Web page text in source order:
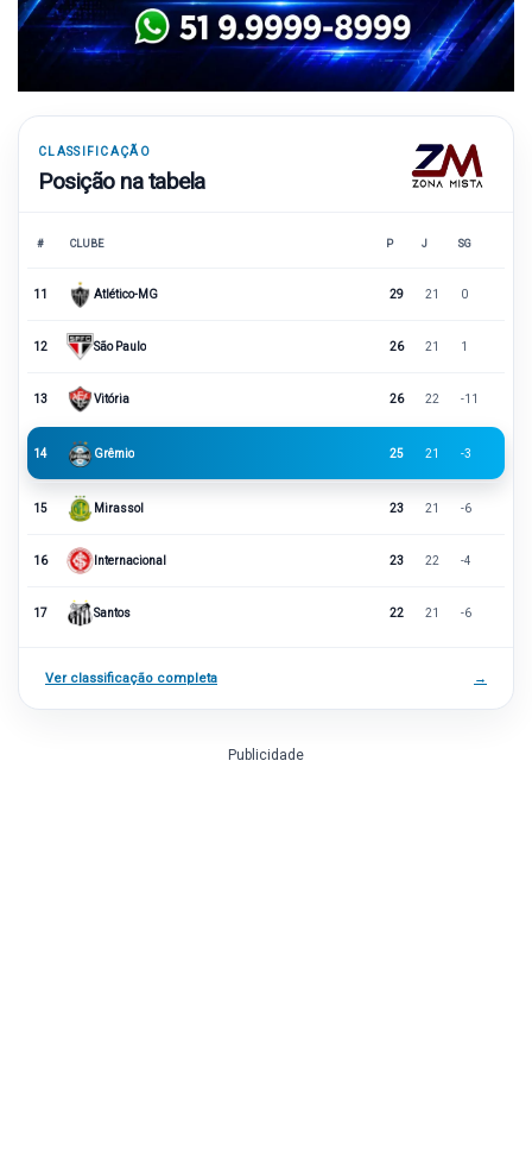
CLASSIFICAÇÃO
Posição na tabela
# CLUBE P J SG
11 Atlético-MG 29 21 0
12 São Paulo 26 21 1
13 Vitória 26 22 -11
14 Grêmio 25 21 -3
15 Mirassol 23 21 -6
16 Internacional 23 22 -4
17 Santos 22 21 -6
Ver classificação completa →
Publicidade